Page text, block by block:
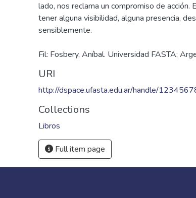
lado, nos reclama un compromiso de
tener alguna visibilidad, alguna presencia,
Fil: Fosbery, Aníbal. Universidad FASTA;
URI
http://dspace.ufasta.edu.ar/handle/
Collections
Libros
Full item page